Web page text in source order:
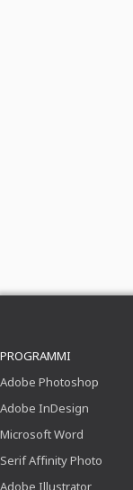
PROGRAMMI
Adobe Photoshop
Adobe InDesign
Microsoft Word
Serif Affinity Photo
Adobe Illustrator